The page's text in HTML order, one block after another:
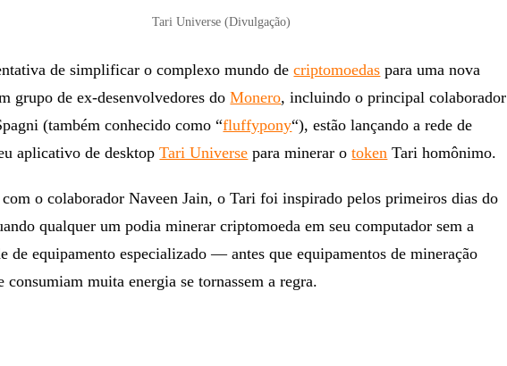
Tari Universe (Divulgação)
de simplificar o complexo mundo decriptomoedas para uma nova
grupo de ex-desenvolvedores doMonero, incluindo o principal colaborador
(também conhecido como “fluffypony“), estão lançando a rede de
aplicativo de desktopTari Universe para minerar otoken Tari homônimo.
o colaborador Naveen Jain, o Tari foi inspirado pelos primeiros dias do
qualquer um podia minerar criptomoeda em seu computador sem a
de equipamento especializado — antes que equipamentos de mineração
consumiam muita energia se tornassem a regra.